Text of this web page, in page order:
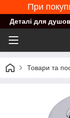
При
Деталі для
Товари та